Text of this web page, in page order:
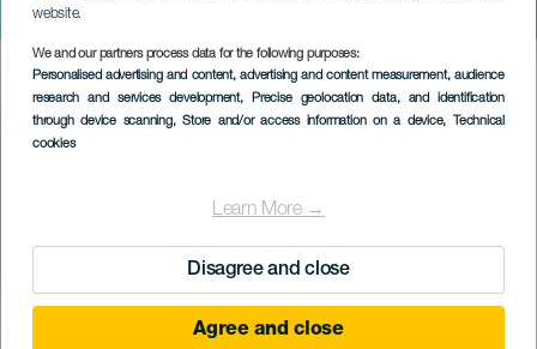
website.
We and our partners process data for the following purposes:
Personalised advertising and content, advertising and content measurement, audience
research and services development, Precise geolocation data, and identification
through device scanning, Store and/or access information on a device, Technical
cookies
Learn More →
Disagree and close
Agree and close
La Chambre
Imagen
Listado